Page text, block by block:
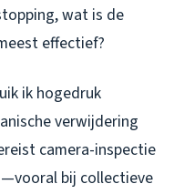
wat is de
effectief?
ik hogedruk
verwijdering
camera-inspectie
bij collectieve